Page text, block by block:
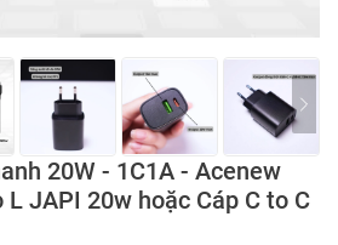
20W - 1C1A - Acenew
JAPI 20w hoặc Cáp C to C